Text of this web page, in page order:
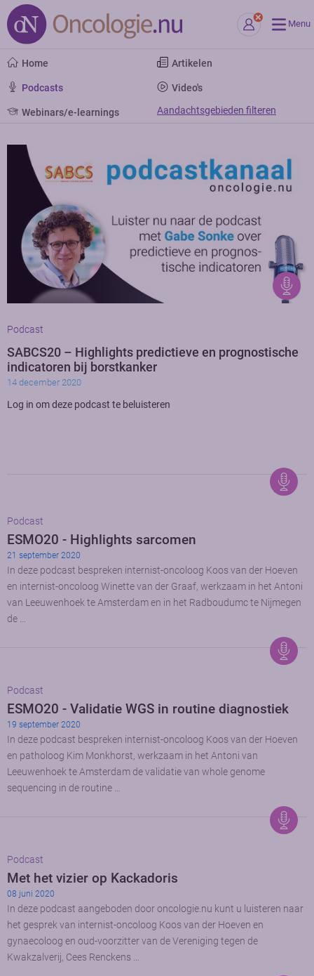
Menu
Home Artikelen
Podcasts Video's
Webinars/e-learnings Aandachtsgebieden filteren
Podcast
SABCS20 – Highlights predictieve en prognostische
indicatoren bij borstkanker
14 december 2020
Log in om deze podcast te beluisteren
Podcast
ESMO20 - Highlights sarcomen
21 september 2020
In deze podcast bespreken internist-oncoloog Koos van der Hoeven
en internist-oncoloog Winette van der Graaf, werkzaam in het Antoni
van Leeuwenhoek te Amsterdam en in het Radboudumc te Nijmegen
de …
Podcast
ESMO20 - Validatie WGS in routine diagnostiek
19 september 2020
In deze podcast bespreken internist-oncoloog Koos van der Hoeven
en patholoog Kim Monkhorst, werkzaam in het Antoni van
Leeuwenhoek te Amsterdam de validatie van whole genome
sequencing in de routine …
Podcast
Met het vizier op Kackadoris
08 juni 2020
In deze podcast aangeboden door oncologie.nu kunt u luisteren naar
het gesprek van internist-oncoloog Koos van der Hoeven en
gynaecoloog en oud-voorzitter van de Vereniging tegen de
Kwakzalverij, Cees Renckens …